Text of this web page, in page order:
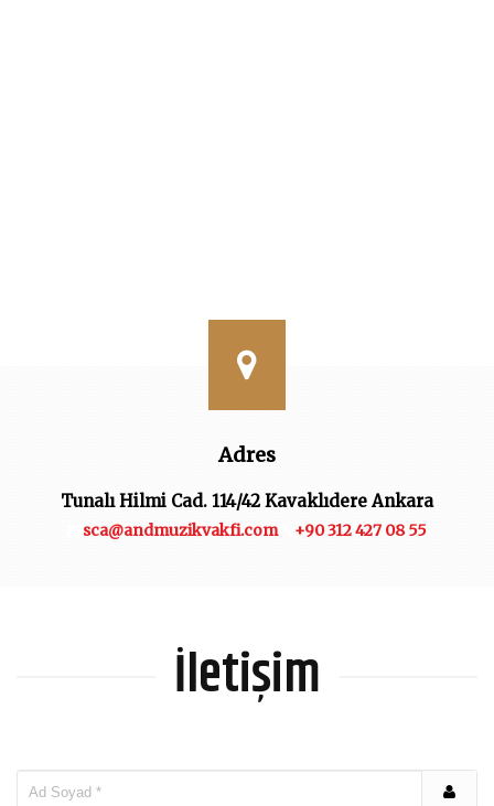
Adres
Tunalı Hilmi Cad. 114/42 Kavaklıdere Ankara
sca@andmuzikvakfi.com +90 312 427 08 55
İletişim